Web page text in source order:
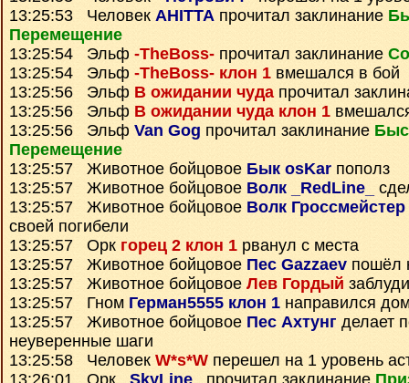
13:25:53 Человек AHITTA прочитал заклинание
Перемещение
13:25:54 Эльф -TheBoss- прочитал заклинание
13:25:54 Эльф -TheBoss- клон 1 вмешался в бой
13:25:56 Эльф В ожидании чуда прочитал
13:25:56 Эльф В ожидании чуда клон 1
13:25:56 Эльф Van Gog прочитал заклинание
Перемещение
13:25:57 Животное бойцовое Бык osKar пополз
13:25:57 Животное бойцовое Волк _RedLine_
13:25:57 Животное бойцовое Волк Гроссмейстер
своей погибели
13:25:57 Орк горец 2 клон 1 рванул с места
13:25:57 Животное бойцовое Пес Gazzaev пошёл
13:25:57 Животное бойцовое Лев Гордый
13:25:57 Гном Герман5555 клон 1 направился
13:25:57 Животное бойцовое Пес Ахтунг делает
неуверенные шаги
13:25:58 Человек W*s*W перешел на 1 уровень
13:26:01 Орк
_SkyLine_ прочитал заклинание